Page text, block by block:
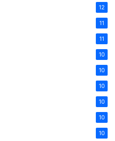
12
11
11
10
10
10
10
10
10